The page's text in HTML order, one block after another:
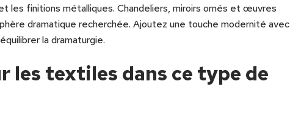
les finitions métalliques. Chandeliers, miroirs ornés et œuvres
dramatique recherchée. Ajoutez une touche modernité avec
la dramaturgie.
les textiles dans ce type de